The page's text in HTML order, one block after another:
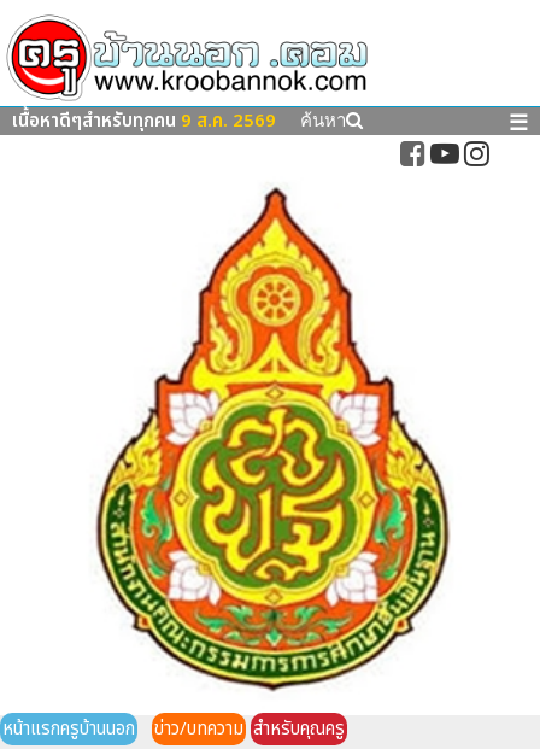
เนื้อหาดีๆสำหรับทุกคน 9 ส.ค. 2569 ค้นหา ☰
หน้าแรกครูบ้านนอก ข่าว/บทความ สำหรับคุณครู